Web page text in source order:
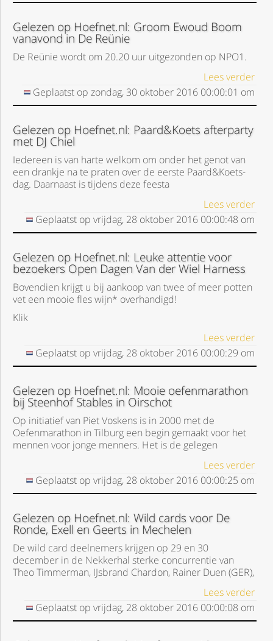
Gelezen op Hoefnet.nl: Groom Ewoud Boom
vanavond in De Reünie
De Reünie wordt om 20.20 uur uitgezonden op NPO1.
Lees verder
Geplaatst op zondag, 30 oktober 2016 00:00:01 om
Gelezen op Hoefnet.nl: Paard&Koets afterparty
met DJ Chiel
Iedereen is van harte welkom om onder het genot van
een drankje na te praten over de eerste Paard&Koets-
dag. Daarnaast is tijdens deze feesta
Lees verder
Geplaatst op vrijdag, 28 oktober 2016 00:00:48 om
Gelezen op Hoefnet.nl: Leuke attentie voor
bezoekers Open Dagen Van der Wiel Harness
Bovendien krijgt u bij aankoop van twee of meer potten
vet een mooie fles wijn* overhandigd!
Klik
Lees verder
Geplaatst op vrijdag, 28 oktober 2016 00:00:29 om
Gelezen op Hoefnet.nl: Mooie oefenmarathon
bij Steenhof Stables in Oirschot
Op initiatief van Piet Voskens is in 2000 met de
Oefenmarathon in Tilburg een begin gemaakt voor het
mennen voor jonge menners. Het is de gelegen
Lees verder
Geplaatst op vrijdag, 28 oktober 2016 00:00:25 om
Gelezen op Hoefnet.nl: Wild cards voor De
Ronde, Exell en Geerts in Mechelen
De wild card deelnemers krijgen op 29 en 30
december in de Nekkerhal sterke concurrentie van
Theo Timmerman, IJsbrand Chardon, Rainer Duen (GER),
Lees verder
Geplaatst op vrijdag, 28 oktober 2016 00:00:08 om